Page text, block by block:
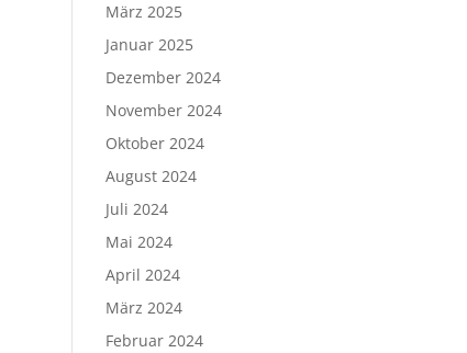
März 2025
Januar 2025
Dezember 2024
November 2024
Oktober 2024
August 2024
Juli 2024
Mai 2024
April 2024
März 2024
Februar 2024